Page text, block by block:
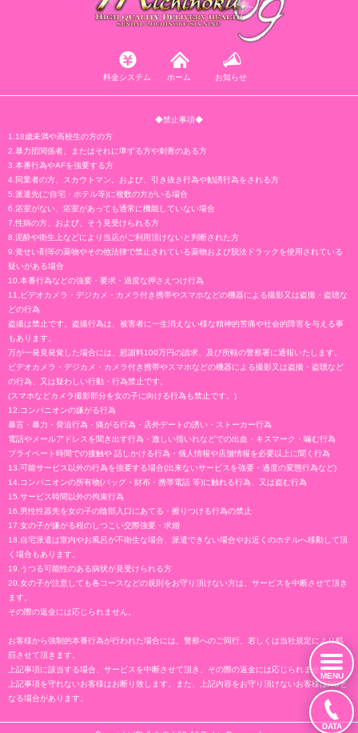
MENU
DATA
料金システム ホーム お知らせ
◆禁止事項◆
1.18歳未満や高校生の方の方
2.暴力団関係者、またはそれに準ずる方や刺青のある方
3.本番行為やAFを強要する方
4.同業者の方、スカウトマン。および、引き抜き行為や勧誘行為をされる方
5.派遣先(ご自宅・ホテル等)に複数の方がいる場合
6.浴室がない、浴室があっても通常に機能していない場合
7.性病の方、および、そう見受けられる方
8.泥酔や衛生上などにより当店がご利用頂けないと判断された方
9.覚せい剤等の薬物やその他法律で禁止されている薬物および脱法ドラックを使用されている
疑いがある場合
10.本番行為などの強要・要求・過度な押さえつけ行為
11.ビデオカメラ・デジカメ・カメラ付き携帯やスマホなどの機器による撮影又は盗撮・盗聴な
どの行為
盗撮は禁止です。盗撮行為は、被害者に一生消えない様な精神的苦痛や社会的障害を与える事
もあります。
万が一発見発覚した場合には、慰謝料100万円の請求、及び所轄の警察署に通報いたします。
ビデオカメラ・デジカメ・カメラ付き携帯やスマホなどの機器による撮影又は盗撮・盗聴など
の行為、又は疑わしい行動・行為禁止です。
(スマホなどカメラ撮影部分を女の子に向ける行為も禁止です。)
12.コンパニオンの嫌がる行為
暴言・暴力・脅迫行為・痛がる行為・店外デートの誘い・ストーカー行為
電話やメールアドレスを聞き出す行為・激しい指いれなどでの出血・キスマーク・噛む行為
プライベート時間での接触や 話しかける行為・個人情報や店舗情報を必要以上に聞く行為
13.可能サービス以外の行為を強要する場合(出来ないサービスを強要・過度の変態行為など)
14.コンパニオンの所有物(バッグ・財布・携帯電話 等)に触れる行為、又は盗む行為
15.サービス時間以外の拘束行為
16.男性性器先を女の子の陰部入口にあてる・擦りつける行為の禁止
17.女の子が嫌がる程のしつこい交際強要・求婚
18.自宅派遣は室内やお風呂が不衛生な場合、派遣できない場合やお近くのホテルへ移動して頂
く場合もあります。
19.うつる可能性のある病状が見受けられる方
20.女の子が注意しても各コースなどの規則をお守り頂けない方は、サービスを中断させて頂き
ます。
その際の返金には応じられません。
お客様から強制的本番行為が行われた場合には、警察へのご同行、若しくは当社規定により処
罰させて頂きます。
上記事項に該当する場合、サービスを中断させて頂き、その際の返金には応じられません。
上記事項を守れないお客様はお断り致します。また、上記内容をお守り頂けないお客様はNGと
なる場合があります。